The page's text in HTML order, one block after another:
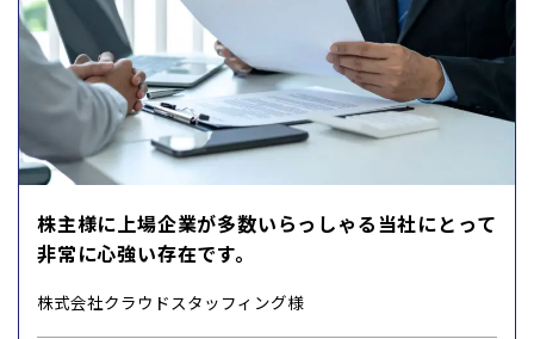
株主様に上場企業が多数いらっしゃる当社にとって
非常に心強い存在です。
株式会社クラウドスタッフィング様